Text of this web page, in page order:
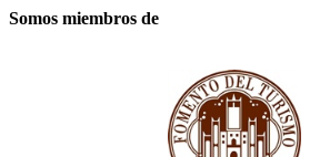
Somos miembros de